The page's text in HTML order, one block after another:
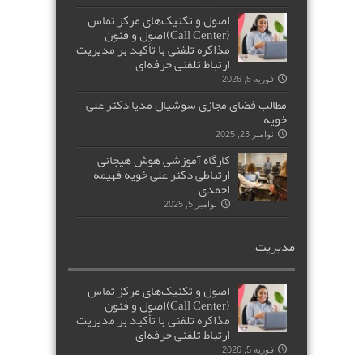
اصول و تکنیک‌های مرکز تماس
(Call Center)اصول و فنون
مذاکره تلفنی با تأکید بر مدیریت
ارتباط تلفنی حرفه‌ای
فوریه 5, 2026
مطالب فضای مجازی سوشیال مدیا دکتر علی
خویه
نوامبر 23, 2025
کارگاه آموزشی هوش هیجانی
ارتباطی دکتر علی خویه فهیمه
احمدی
نوامبر 5, 2025
مدیریت
اصول و تکنیک‌های مرکز تماس
(Call Center)اصول و فنون
مذاکره تلفنی با تأکید بر مدیریت
ارتباط تلفنی حرفه‌ای
فوریه 5, 2026